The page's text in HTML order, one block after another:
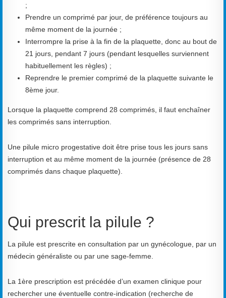
;
Prendre un comprimé par jour, de préférence toujours au
même moment de la journée ;
Interrompre la prise à la fin de la plaquette, donc au bout de
21 jours, pendant 7 jours (pendant lesquelles surviennent
habituellement les règles) ;
Reprendre le premier comprimé de la plaquette suivante le
8ème jour.
Lorsque la plaquette comprend 28 comprimés, il faut enchaîner
les comprimés sans interruption.
Une pilule micro progestative doit être prise tous les jours sans
interruption et au même moment de la journée (présence de 28
comprimés dans chaque plaquette).
Qui prescrit la pilule ?
La pilule est prescrite en consultation par un gynécologue, par un
médecin généraliste ou par une sage-femme.
La 1ère prescription est précédée d’un examen clinique pour
rechercher une éventuelle contre-indication (recherche de